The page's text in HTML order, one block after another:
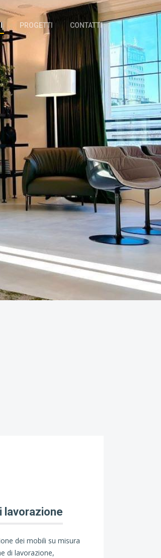
PROGETTI CONTATTI
lavorazione
dei mobili su misura
di lavorazione,